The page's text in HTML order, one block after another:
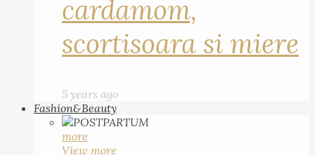
cardamom,
scortisoara si miere
5 years ago
Fashion&Beauty
more
View more